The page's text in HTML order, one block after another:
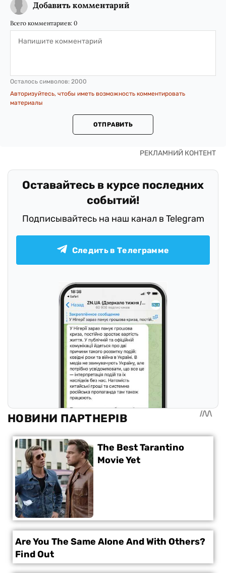
Добавить комментарий
Всего комментариев: 0
Осталось символов: 2000
Авторизуйтесь, чтобы иметь возможность комментировать
материалы
ОТПРАВИТЬ
Оставайтесь в курсе последних
событий!
Подписывайтесь на наш канал в Telegram
Следить в Телеграмме